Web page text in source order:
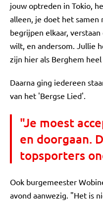
jouw optreden in Tokio,
alleen, je doet het samen
begrijpen elkaar,
wilt, en andersom. Jullie
zijn hier als Berghem
Daarna ging iedereen
van het 'Bergse Lied'.
"Je moest
en doorgaan.
topsporters
Ook burgemeester
avond aanwezig. "Het is